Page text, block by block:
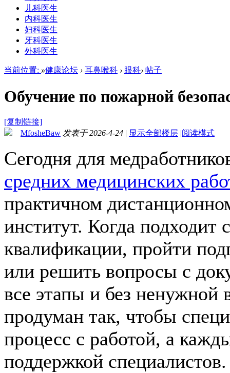
儿科医生
内科医生
妇科医生
牙科医生
外科医生
当前位置: »健康论坛 › 耳鼻喉科 › 眼科› 帖子
Обучение по пожарной
[复制链接]
MfosheBaw 发表于 2026-4-24 | 显示全部楼层 |阅读模式
Сегодня для
средних медицинских
практичном
институт. Когда подходит
квалификации, пройти
или решить вопросы с
все этапы и без
продуман так, чтобы
процесс с работой, а
поддержкой специалистов.